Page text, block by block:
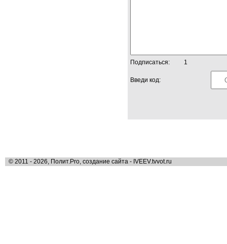
Подписаться: 1
Введи код:
© 2011 - 2026, Полит.Pro, создание сайта - IVEEV.tvvot.ru